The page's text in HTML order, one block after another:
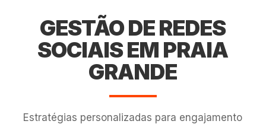
GESTÃO DE REDES
SOCIAIS EM PRAIA
GRANDE
Estratégias personalizadas para engajamento